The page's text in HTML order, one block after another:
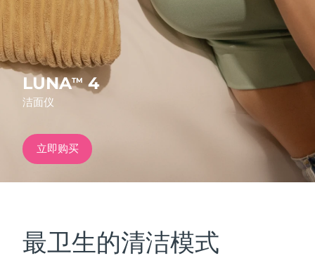
LUNATM4
洁面仪
立即购买
最卫生的清洁模式
热门产品
特别优惠
红光疗法
西班牙 8/11/26
澳大利亚 预计送达日期 8/14/26
法国 预计送达日期
德国 预计送达日期
加拿大 预计送达日期 8/15/26
奥地利 预计送达日期